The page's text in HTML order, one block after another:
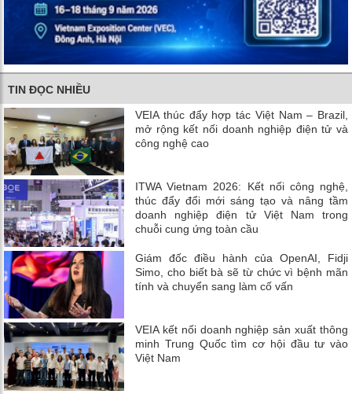
TIN ĐỌC NHIỀU
VEIA thúc đẩy hợp tác Việt Nam – Brazil,
mở rộng kết nối doanh nghiệp điện tử và
công nghệ cao
ITWA Vietnam 2026: Kết nối công nghệ,
thúc đẩy đổi mới sáng tạo và nâng tầm
doanh nghiệp điện tử Việt Nam trong
chuỗi cung ứng toàn cầu
Giám đốc điều hành của OpenAI, Fidji
Simo, cho biết bà sẽ từ chức vì bệnh mãn
tính và chuyển sang làm cố vấn
VEIA kết nối doanh nghiệp sản xuất thông
minh Trung Quốc tìm cơ hội đầu tư vào
Việt Nam